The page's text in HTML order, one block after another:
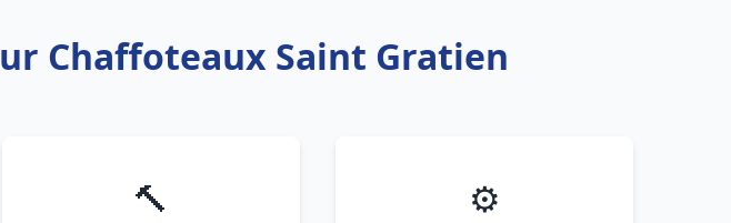
Chaffoteaux Saint Gratien
🔨 ⚙️